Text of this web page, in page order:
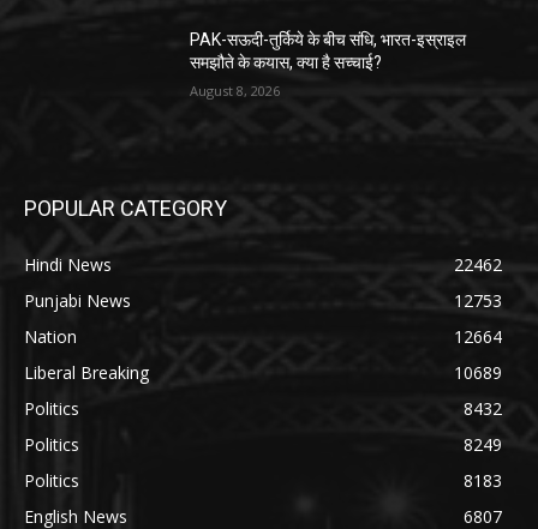
PAK-सऊदी-तुर्किये के बीच संधि, भारत-इस्राइल
समझौते के कयास, क्या है सच्चाई?
August 8, 2026
POPULAR CATEGORY
Hindi News
22462
Punjabi News
12753
Nation
12664
Liberal Breaking
10689
Politics
8432
Politics
8249
Politics
8183
English News
6807